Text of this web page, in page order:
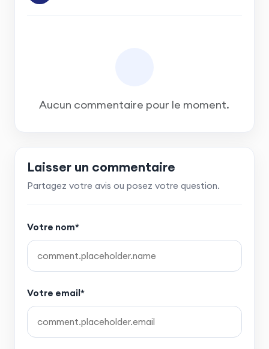
Aucun commentaire pour le moment.
Laisser un commentaire
Partagez votre avis ou posez votre question.
Votre nom*
Votre email*